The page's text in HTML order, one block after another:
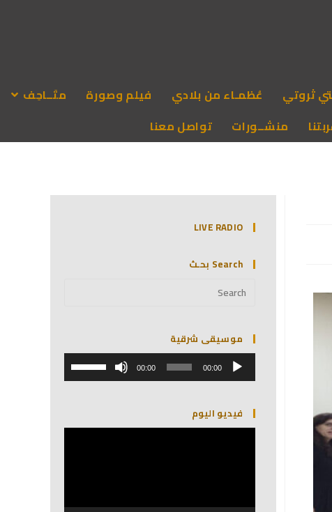
ثروتي عُظمـاء من بلادي فيلم وصورة
متَــاحِف
منشــورات تواصل معنا
LIVE RADIO
Search بحـث
موسيقى شرقية
مشغل
الصوت 00:00
00:00
مفاتيح
لزيادة
فيديو اليوم
مشغل